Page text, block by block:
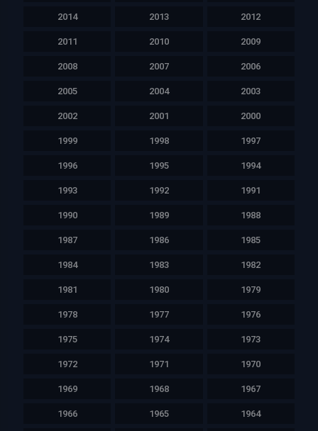
2014 2013 2012
2011 2010 2009
2008 2007 2006
2005 2004 2003
2002 2001 2000
1999 1998 1997
1996 1995 1994
1993 1992 1991
1990 1989 1988
1987 1986 1985
1984 1983 1982
1981 1980 1979
1978 1977 1976
1975 1974 1973
1972 1971 1970
1969 1968 1967
1966 1965 1964